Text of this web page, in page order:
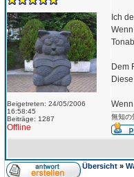
Beigetreten: 24/05/2006
16:58:45
Beiträge: 1287
Offline
Ich
Dem
無知の
Übersicht »